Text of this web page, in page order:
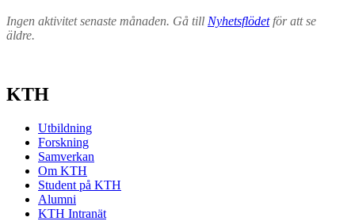
Ingen aktivitet senaste månaden. Gå till Nyhetsflödetför att se
äldre.
KTH
Utbildning
Forskning
Samverkan
Om KTH
Student på KTH
Alumni
KTH Intranät